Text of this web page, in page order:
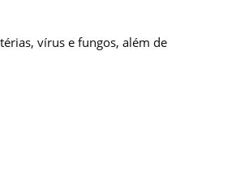
vírus e fungos, além de